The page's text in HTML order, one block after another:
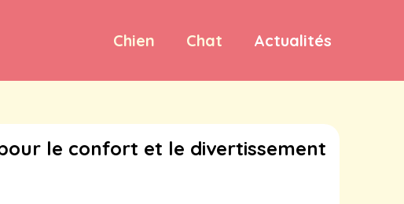
Chien Chat Actualités
le confort et le divertissement